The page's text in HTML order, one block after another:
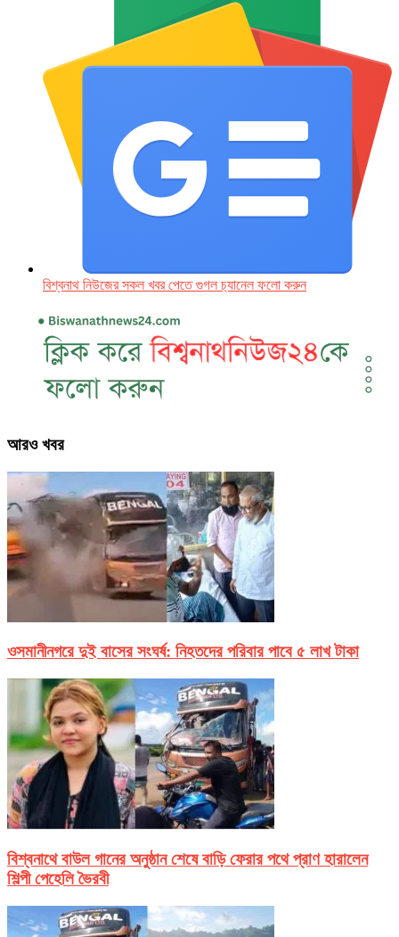
বিশ্বনাথ নিউজের সকল খবর পেতে গুগল চ‌্যানেল ফলো করুন
আরও খবর
ওসমানীনগরে দুই বাসের সংঘর্ষ: নিহতদের পরিবার পাবে ৫ লাখ টাকা
বিশ্বনাথে বাউল গানের অনুষ্ঠান শেষে বাড়ি ফেরার পথে প্রাণ হারালেন
শিল্পী পেহেলি ভৈরবী